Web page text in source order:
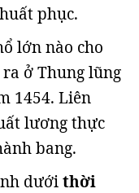
phục.
lớn nào cho
ở Thung lũng
1454. Liên
lương thực
bang.
dướithời